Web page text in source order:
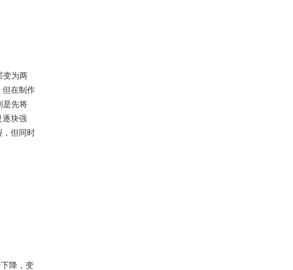
变为两
但在制作
是先将
逐块强
，但同时
降，变